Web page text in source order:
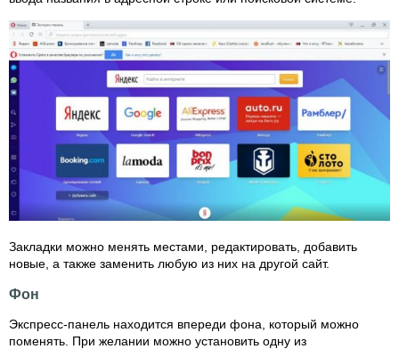
Закладки можно менять местами, редактировать, добавить
новые, а также заменить любую из них на другой сайт.
Фон
Экспресс-панель находится впереди фона, который можно
поменять. При желании можно установить одну из